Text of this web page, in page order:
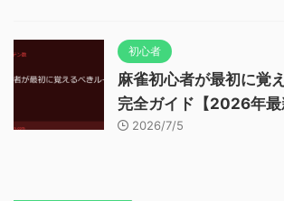
初心者
麻雀初心者が最初に覚
完全ガイド【2026年最
2026/7/5